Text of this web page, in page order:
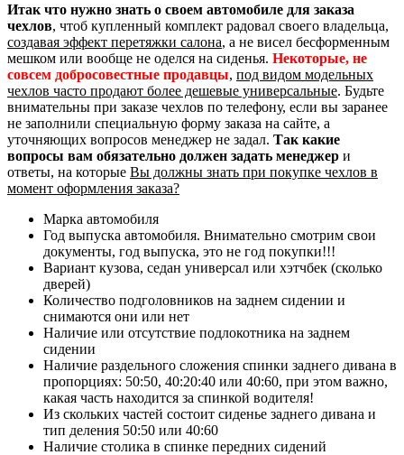
Итак что нужно знать о своем автомобиле для заказа
чехлов, чтоб купленный комплект радовал своего владельца,
создавая эффект перетяжки салона, а не висел бесформенным
мешком или вообще не оделся на сиденья. Некоторые, не
совсем добросовестные продавцы, под видом модельных
чехлов часто продают более дешевые универсальные. Будьте
внимательны при заказе чехлов по телефону, если вы заранее
не заполнили специальную форму заказа на сайте, а
уточняющих вопросов менеджер не задал. Так какие
вопросы вам обязательно должен задать менеджер и
ответы, на которые Вы должны знать при покупке чехлов в
момент оформления заказа?
Марка автомобиля
Год выпуска автомобиля. Внимательно смотрим свои
документы, год выпуска, это не год покупки!!!
Вариант кузова, седан универсал или хэтчбек (сколько
дверей)
Количество подголовников на заднем сидении и
снимаются они или нет
Наличие или отсутствие подлокотника на заднем
сидении
Наличие раздельного сложения спинки заднего дивана в
пропорциях: 50:50, 40:20:40 или 40:60, при этом важно,
какая часть находится за спинкой водителя!
Из скольких частей состоит сиденье заднего дивана и
тип деления 50:50 или 40:60
Наличие столика в спинке передних сидений